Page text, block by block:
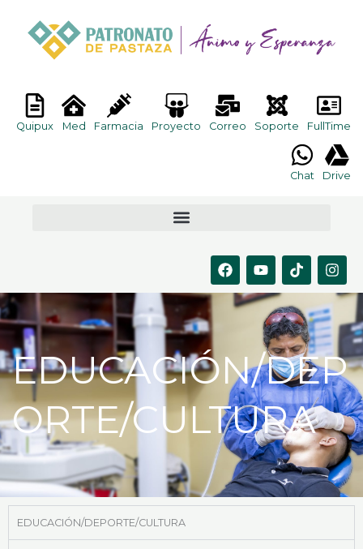
contenido
Quipux Med Farmacia Proyecto Correo Soporte FullTime
Chat Drive
F
a
c
e
k
Y
o
u
t
u
b
e
T
i
k
t
o
k
I
n
s
t
a
g
r
a
m
EDUCACIÓN/DEP
ORTE/CULTURA
EDUCACIÓN/DEPORTE/CULTURA